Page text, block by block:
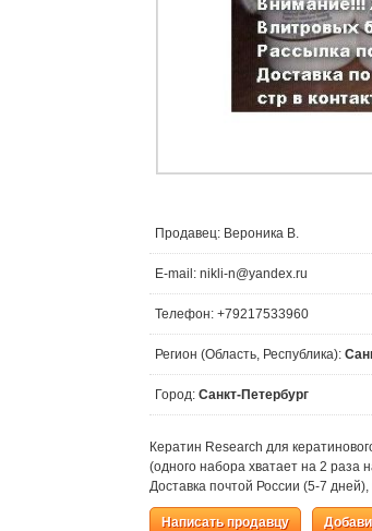
Продавец: Вероника В.
E-mail: nikli-n@yandex.ru
Телефон: +79217533960
Регион (Область, Республика):
Город: Санкт-Петербург
Кератин Research для
(одного набора хватает на 2 раза
Доставка почтой России (5-7
Написать продавцу